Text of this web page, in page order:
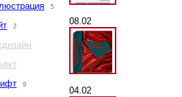
5
2
9
08.02
04.02